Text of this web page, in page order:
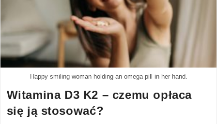
Happy smiling woman holding an omega pill in her hand.
Witamina D3 K2 – czemu opłaca
się ją stosować?